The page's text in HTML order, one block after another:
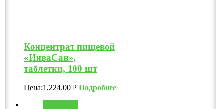
Концентрат пищевой
«ИнваСан»,
таблетки, 100 шт
Цена:1,224.00 Р Подробнее